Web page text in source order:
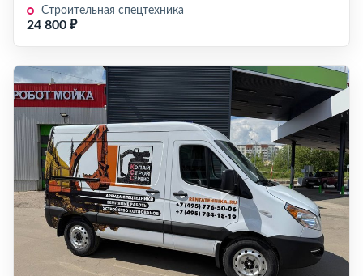
Строительная спецтехника
24 800 ₽